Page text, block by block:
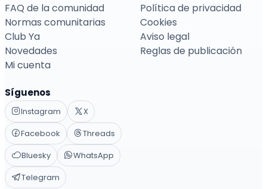
FAQ de la comunidad
Normas comunitarias
Club Ya
Novedades
Mi cuenta
Política de privacidad
Cookies
Aviso legal
Reglas de publicación
Síguenos
Instagram
X
Facebook
Threads
Bluesky
WhatsApp
Telegram